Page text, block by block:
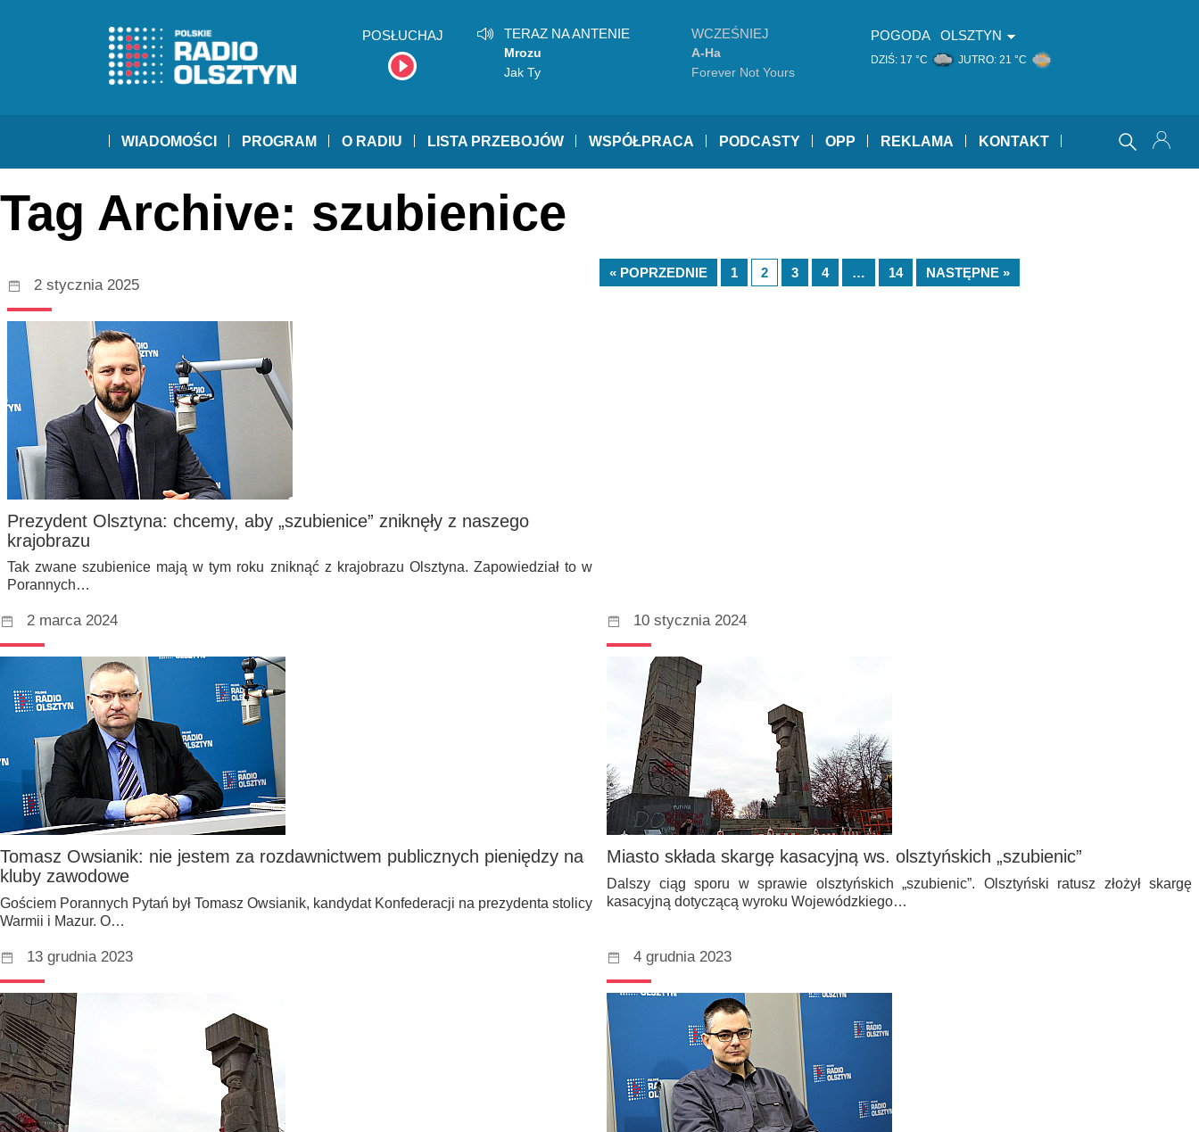
POSŁUCHAJ TERAZ NA ANTENIE
Mrozu
Jak Ty
WCZEŚNIEJ
A-Ha
Forever Not Yours
POGODA OLSZTYN
DZIŚ: 17 °C JUTRO: 21 °C
WIADOMOŚCI PROGRAM O RADIU LISTA PRZEBOJÓW WSPÓŁPRACA PODCASTY OPP REKLAMA KONTAKT
Tag Archive: szubienice
2 stycznia 2025
Prezydent Olsztyna: chcemy, aby „szubienice” zniknęły z naszego
krajobrazu
Tak zwane szubienice mają w tym roku zniknąć z krajobrazu Olsztyna. Zapowiedział to w
Porannych…
2 marca 2024
Tomasz Owsianik: nie jestem za rozdawnictwem publicznych pieniędzy na
kluby zawodowe
Gościem Porannych Pytań był Tomasz Owsianik, kandydat Konfederacji na prezydenta stolicy
Warmii i Mazur. O…
10 stycznia 2024
Miasto składa skargę kasacyjną ws. olsztyńskich „szubienic”
Dalszy ciąg sporu w sprawie olsztyńskich „szubienic”. Olsztyński ratusz złożył skargę
kasacyjną dotyczącą wyroku Wojewódzkiego…
13 grudnia 2023 4 grudnia 2023
« POPRZEDNIE 1 2 3 4 … 14 NASTĘPNE »